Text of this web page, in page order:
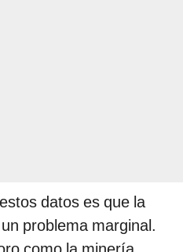
datos es que la
problema marginal.